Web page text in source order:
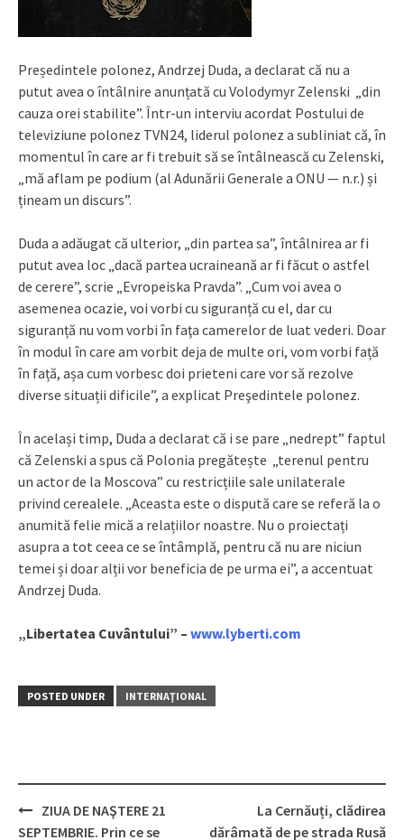
Președintele polonez, Andrzej Duda, a declarat că nu a
putut avea o întâlnire anunțată cu Volodymyr Zelenski „din
cauza orei stabilite”. Într-un interviu acordat Postului de
televiziune polonez TVN24, liderul polonez a subliniat că, în
momentul în care ar fi trebuit să se întâlnească cu Zelenski,
„mă aflam pe podium (al Adunării Generale a ONU — n.r.) și
țineam un discurs”.
Duda a adăugat că ulterior, „din partea sa”, întâlnirea ar fi
putut avea loc „dacă partea ucraineană ar fi făcut o astfel
de cerere”, scrie „Evropeiska Pravda”. „Cum voi avea o
asemenea ocazie, voi vorbi cu siguranță cu el, dar cu
siguranță nu vom vorbi în faţa camerelor de luat vederi. Doar
în modul în care am vorbit deja de multe ori, vom vorbi față
în față, așa cum vorbesc doi prieteni care vor să rezolve
diverse situații dificile”, a explicat Preşedintele polonez.
În același timp, Duda a declarat că i se pare „nedrept” faptul
că Zelenski a spus că Polonia pregătește „terenul pentru
un actor de la Moscova” cu restricțiile sale unilaterale
privind cerealele. „Aceasta este o dispută care se referă la o
anumită felie mică a relațiilor noastre. Nu o proiectați
asupra a tot ceea ce se întâmplă, pentru că nu are niciun
temei și doar alții vor beneficia de pe urma ei”, a accentuat
Andrzej Duda.
„Libertatea Cuvântului” – www.lyberti.com
POSTED UNDER INTERNAŢIONAL
Post
ZIUA DE NAŞTERE 21
SEPTEMBRIE. Prin ce se
La Cernăuți, clădirea
dărâmată de pe strada Rusă